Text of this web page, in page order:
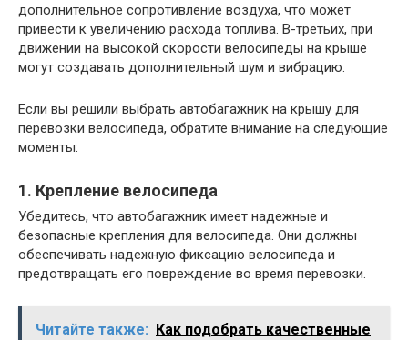
дополнительное сопротивление воздуха, что может
привести к увеличению расхода топлива. В-третьих, при
движении на высокой скорости велосипеды на крыше
могут создавать дополнительный шум и вибрацию.
Если вы решили выбрать автобагажник на крышу для
перевозки велосипеда, обратите внимание на следующие
моменты:
1. Крепление велосипеда
Убедитесь, что автобагажник имеет надежные и
безопасные крепления для велосипеда. Они должны
обеспечивать надежную фиксацию велосипеда и
предотвращать его повреждение во время перевозки.
Читайте также: Как подобрать качественные